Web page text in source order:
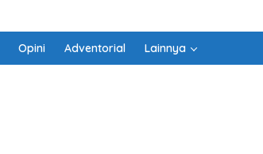
Opini Adventorial Lainnya